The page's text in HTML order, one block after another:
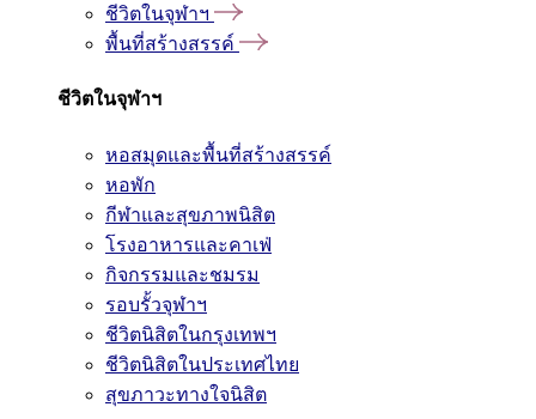
ชีวิตในจุฬาฯ
พื้นที่สร้างสรรค์
ชีวิตในจุฬาฯ
หอสมุดและพื้นที่สร้างสรรค์
หอพัก
กีฬาและสุขภาพนิสิต
โรงอาหารและคาเฟ่
กิจกรรมและชมรม
รอบรั้วจุฬาฯ
ชีวิตนิสิตในกรุงเทพฯ
ชีวิตนิสิตในประเทศไทย
สุขภาวะทางใจนิสิต